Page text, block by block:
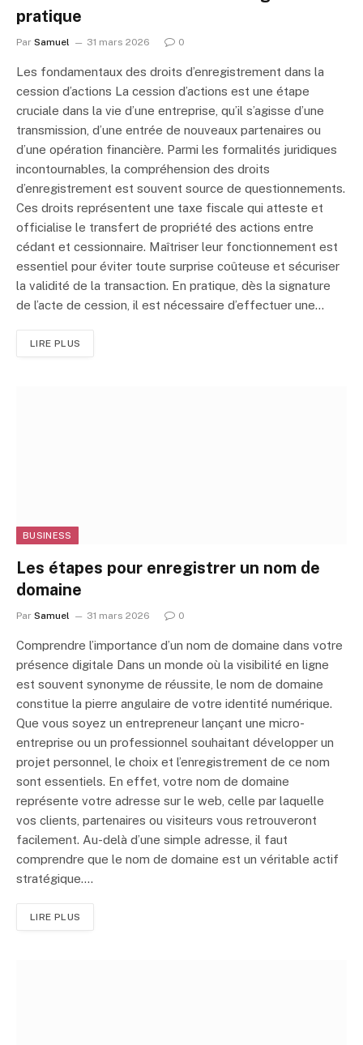
pratique
Par Samuel 31 mars 2026 0
Les fondamentaux des droits d’enregistrement dans la
cession d’actions La cession d’actions est une étape
cruciale dans la vie d’une entreprise, qu’il s’agisse d’une
transmission, d’une entrée de nouveaux partenaires ou
d’une opération financière. Parmi les formalités juridiques
incontournables, la compréhension des droits
d’enregistrement est souvent source de questionnements.
Ces droits représentent une taxe fiscale qui atteste et
officialise le transfert de propriété des actions entre
cédant et cessionnaire. Maîtriser leur fonctionnement est
essentiel pour éviter toute surprise coûteuse et sécuriser
la validité de la transaction. En pratique, dès la signature
de l’acte de cession, il est nécessaire d’effectuer une…
LIRE PLUS
BUSINESS
Les étapes pour enregistrer un nom de
domaine
Par Samuel 31 mars 2026 0
Comprendre l’importance d’un nom de domaine dans votre
présence digitale Dans un monde où la visibilité en ligne
est souvent synonyme de réussite, le nom de domaine
constitue la pierre angulaire de votre identité numérique.
Que vous soyez un entrepreneur lançant une micro-
entreprise ou un professionnel souhaitant développer un
projet personnel, le choix et l’enregistrement de ce nom
sont essentiels. En effet, votre nom de domaine
représente votre adresse sur le web, celle par laquelle
vos clients, partenaires ou visiteurs vous retrouveront
facilement. Au-delà d’une simple adresse, il faut
comprendre que le nom de domaine est un véritable actif
stratégique.…
LIRE PLUS